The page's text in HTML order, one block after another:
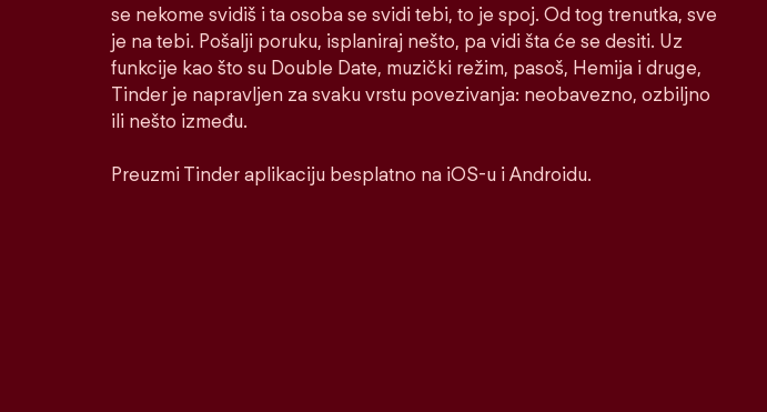
se nekome svidiš i ta osoba se svidi tebi, to je spoj. Od tog trenutka, sve
je na tebi. Pošalji poruku, isplaniraj nešto, pa vidi šta će se desiti. Uz
funkcije kao što su Double Date, muzički režim, pasoš, Hemija i druge,
Tinder je napravljen za svaku vrstu povezivanja: neobavezno, ozbiljno
ili nešto između.
Preuzmi Tinder aplikaciju besplatno na iOS-u i Androidu.